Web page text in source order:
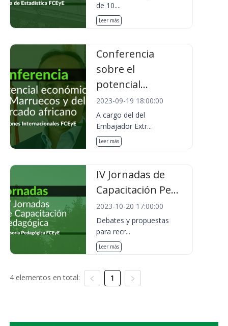
de 10....
Leer más
Conferencia
sobre el
potencial...
2023-09-19 18:00:00
A cargo del del
Embajador Extr...
Leer más
IV Jornadas de
Capacitación Pe...
2023-10-20 17:00:00
Debates y propuestas
para recr...
Leer más
4 elementos en total: 1